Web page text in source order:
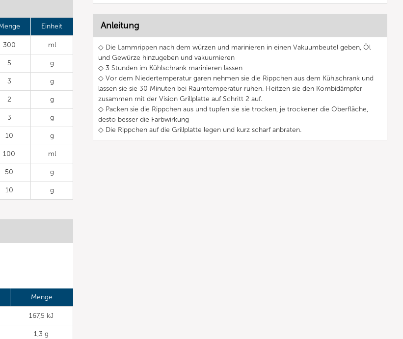
Einheit
300 ml
5 g
3 g
2 g
3 g
10 g
100 ml
50 g
10 g
Menge
167,5 kJ
1,3 g
Anleitung
◇ Die Lammrippen nach dem würzen und marinieren in einen Vakuumbeutel geben, Öl
und Gewürze hinzugeben und vakuumieren
◇ 3 Stunden im Kühlschrank marinieren lassen
◇ Vor dem Niedertemperatur garen nehmen sie die Rippchen aus dem Kühlschrank und
lassen sie sie 30 Minuten bei Raumtemperatur ruhen. Heitzen sie den Kombidämpfer
zusammen mit der Vision Grillplatte auf Schritt 2 auf.
◇ Packen sie die Rippchen aus und tupfen sie sie trocken, je trockener die Oberfläche,
desto besser die Farbwirkung
◇ Die Rippchen auf die Grillplatte legen und kurz scharf anbraten.